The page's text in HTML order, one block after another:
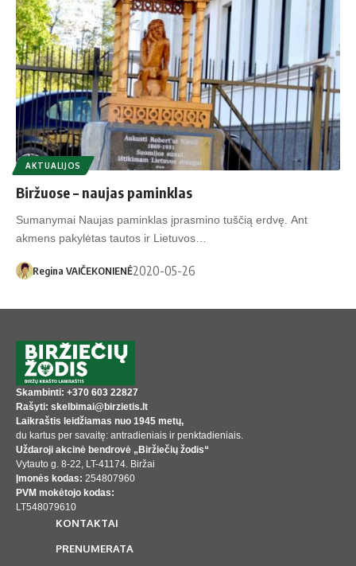
AKTUALIJOS
Biržuose – naujas paminklas
Sumanymai Naujas paminklas įprasmino tuščią erdvę. Ant
akmens pakylėtas tautos ir Lietuvos…
Regina VAIČEKONIENĖ2020-05-26
Skambinti: +370 603 22827
Rašyti: skelbimai@birzietis.lt
Laikraštis leidžiamas nuo 1945 metų,
du kartus per savaitę: antradieniais ir penktadieniais.
Uždaroji akcinė bendrovė „Biržiečių žodis“
Vytauto g. 8-22, LT-41174. Biržai
Įmonės kodas: 254807960
PVM mokėtojo kodas:
LT548079610
KONTAKTAI
PRENUMERATA